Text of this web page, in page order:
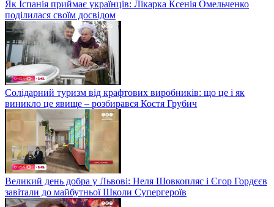
Як Іспанія приймає українців: Лікарка Ксенія Омельченко
поділилася своїм досвідом
Солідарний туризм від крафтових виробників: що це і як
виникло це явище – розбирався Костя Грубич
Великий день добра у Львові: Неля Шовкопляс і Єгор Гордєєв
завітали до майбутньої Школи Супергероїв